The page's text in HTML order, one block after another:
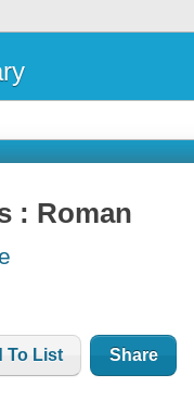
: Roman
To List Share